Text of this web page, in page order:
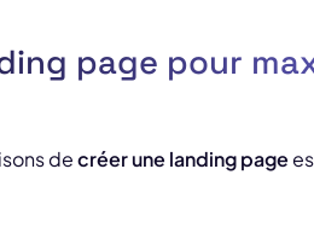
page pour
decréer une landing page